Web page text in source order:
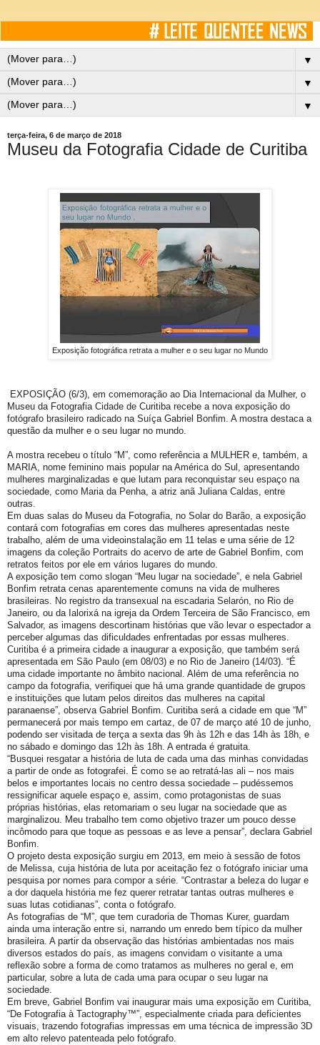
▼
▼
▼
terça-feira, 6 de março de 2018
Museu da Fotografia Cidade de Curitiba
Exposição fotográfica retrata a mulher e o seu lugar no Mundo
EXPOSIÇÃO (6/3), em comemoração ao Dia Internacional da Mulher, o
Museu da Fotografia Cidade de Curitiba recebe a nova exposição do
fotógrafo brasileiro radicado na Suíça Gabriel Bonfim. A mostra destaca a
questão da mulher e o seu lugar no mundo.
A mostra recebeu o título “M”, como referência a MULHER e, também, a
MARIA, nome feminino mais popular na América do Sul, apresentando
mulheres marginalizadas e que lutam para reconquistar seu espaço na
sociedade, como Maria da Penha, a atriz anã Juliana Caldas, entre
outras.
Em duas salas do Museu da Fotografia, no Solar do Barão, a exposição
contará com fotografias em cores das mulheres apresentadas neste
trabalho, além de uma videoinstalação em 11 telas e uma série de 12
imagens da coleção Portraits do acervo de arte de Gabriel Bonfim, com
retratos feitos por ele em vários lugares do mundo.
A exposição tem como slogan “Meu lugar na sociedade”, e nela Gabriel
Bonfim retrata cenas aparentemente comuns na vida de mulheres
brasileiras. No registro da transexual na escadaria Selarón, no Rio de
Janeiro, ou da Ialorixá na igreja da Ordem Terceira de São Francisco, em
Salvador, as imagens descortinam histórias que vão levar o espectador a
perceber algumas das dificuldades enfrentadas por essas mulheres.
Curitiba é a primeira cidade a inaugurar a exposição, que também será
apresentada em São Paulo (em 08/03) e no Rio de Janeiro (14/03). “É
uma cidade importante no âmbito nacional. Além de uma referência no
campo da fotografia, verifiquei que há uma grande quantidade de grupos
e instituições que lutam pelos direitos das mulheres na capital
paranaense”, observa Gabriel Bonfim. Curitiba será a cidade em que “M”
permanecerá por mais tempo em cartaz, de 07 de março até 10 de junho,
podendo ser visitada de terça a sexta das 9h às 12h e das 14h às 18h, e
no sábado e domingo das 12h às 18h. A entrada é gratuita.
“Busquei resgatar a história de luta de cada uma das minhas convidadas
a partir de onde as fotografei. É como se ao retratá-las ali – nos mais
belos e importantes locais no centro dessa sociedade – pudéssemos
ressignificar aquele espaço e, assim, como protagonistas de suas
próprias histórias, elas retomariam o seu lugar na sociedade que as
marginalizou. Meu trabalho tem como objetivo trazer um pouco desse
incômodo para que toque as pessoas e as leve a pensar”, declara Gabriel
Bonfim.
O projeto desta exposição surgiu em 2013, em meio à sessão de fotos
de Melissa, cuja história de luta por aceitação fez o fotógrafo iniciar uma
pesquisa por nomes para compor a série. “Contrastar a beleza do lugar e
a dor daquela história me fez querer retratar tantas outras mulheres e
suas lutas cotidianas”, conta o fotógrafo.
As fotografias de “M”, que tem curadoria de Thomas Kurer, guardam
ainda uma interação entre si, narrando um enredo bem típico da mulher
brasileira. A partir da observação das histórias ambientadas nos mais
diversos estados do país, as imagens convidam o visitante a uma
reflexão sobre a forma de como tratamos as mulheres no geral e, em
particular, sobre a luta de cada uma para ocupar o seu lugar na
sociedade.
Em breve, Gabriel Bonfim vai inaugurar mais uma exposição em Curitiba,
“De Fotografia à Tactography™”, especialmente criada para deficientes
visuais, trazendo fotografias impressas em uma técnica de impressão 3D
em alto relevo patenteada pelo fotógrafo.